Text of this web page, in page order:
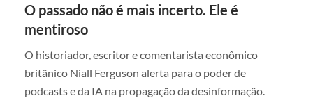
O passado não é mais incerto. Ele é
mentiroso
O historiador, escritor e comentarista econômico
britânico Niall Ferguson alerta para o poder de
podcasts e da IA na propagação da desinformação.